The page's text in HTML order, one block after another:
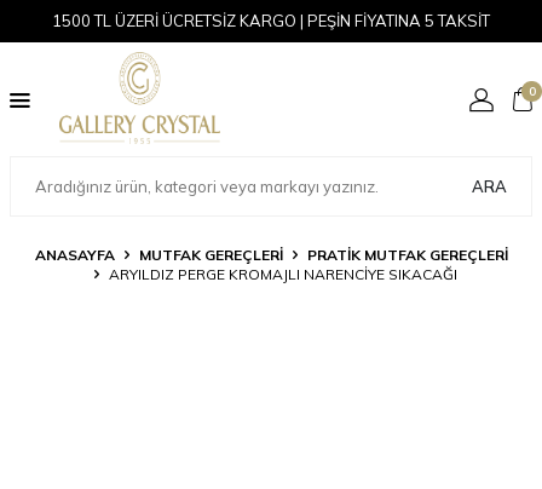
1500 TL ÜZERİ ÜCRETSİZ KARGO | PEŞİN FİYATINA 5 TAKSİT
ARA
0
ANASAYFA MUTFAK GEREÇLERİ
PRATIK MUTFAK GEREÇLERI
ARYILDIZ PERGE KROMAJLI NARENCIYE SIKACAĞI